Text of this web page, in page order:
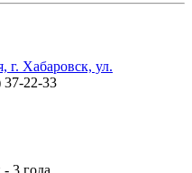
Хабаровск, ул.
37-22-33
3 года